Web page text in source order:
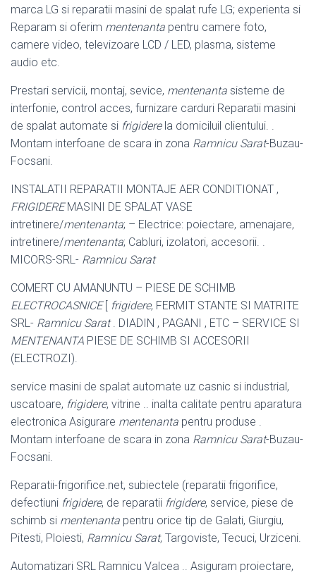
marca LG si reparatii masini de spalat rufe LG; experienta si
Reparam si oferim mentenanta pentru camere foto,
camere video, televizoare LCD / LED, plasma, sisteme
audio etc.
Prestari servicii, montaj, sevice, mentenanta sisteme de
interfonie, control acces, furnizare carduri Reparatii masini
de spalat automate si frigiderela domiciluil clientului. .
Montam interfoane de scara in zona Ramnicu Sarat-Buzau-
Focsani.
INSTALATII REPARATII MONTAJE AER CONDITIONAT ,
FRIGIDEREMASINI DE SPALAT VASE
intretinere/mentenanta; – Electrice: poiectare, amenajare,
intretinere/mentenanta; Cabluri, izolatori, accesorii. .
MICORS-SRL- Ramnicu Sarat
COMERT CU AMANUNTU – PIESE DE SCHIMB
ELECTROCASNICE[ frigidere, FERMIT STANTE SI MATRITE
SRL- Ramnicu Sarat. DIADIN , PAGANI , ETC – SERVICE SI
MENTENANTA PIESE DE SCHIMB SI ACCESORII
(ELECTROZI).
service masini de spalat automate uz casnic si industrial,
uscatoare, frigidere, vitrine .. inalta calitate pentru aparatura
electronica Asigurare mentenanta pentru produse .
Montam interfoane de scara in zona Ramnicu Sarat-Buzau-
Focsani.
Reparatii-frigorifice.net, subiectele (reparatii frigorifice,
defectiuni frigidere, de reparatii frigidere, service, piese de
schimb si mentenanta pentru orice tip de Galati, Giurgiu,
Pitesti, Ploiesti, Ramnicu Sarat, Targoviste, Tecuci, Urziceni.
Automatizari SRL Ramnicu Valcea .. Asiguram proiectare,